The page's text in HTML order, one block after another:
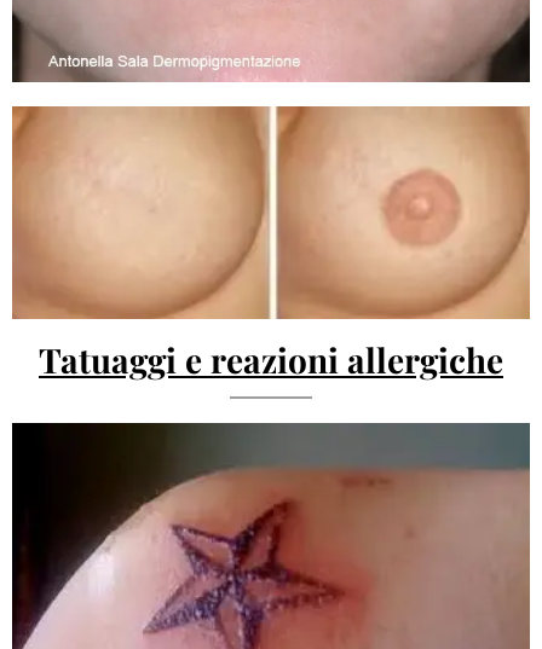
Tatuaggi e reazioni allergiche